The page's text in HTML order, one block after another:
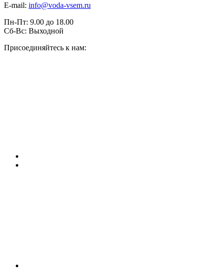
E-mail: info@voda-vsem.ru
Пн-Пт: 9.00 до 18.00
Сб-Вс: Выходной
Присоединяйтесь к нам: